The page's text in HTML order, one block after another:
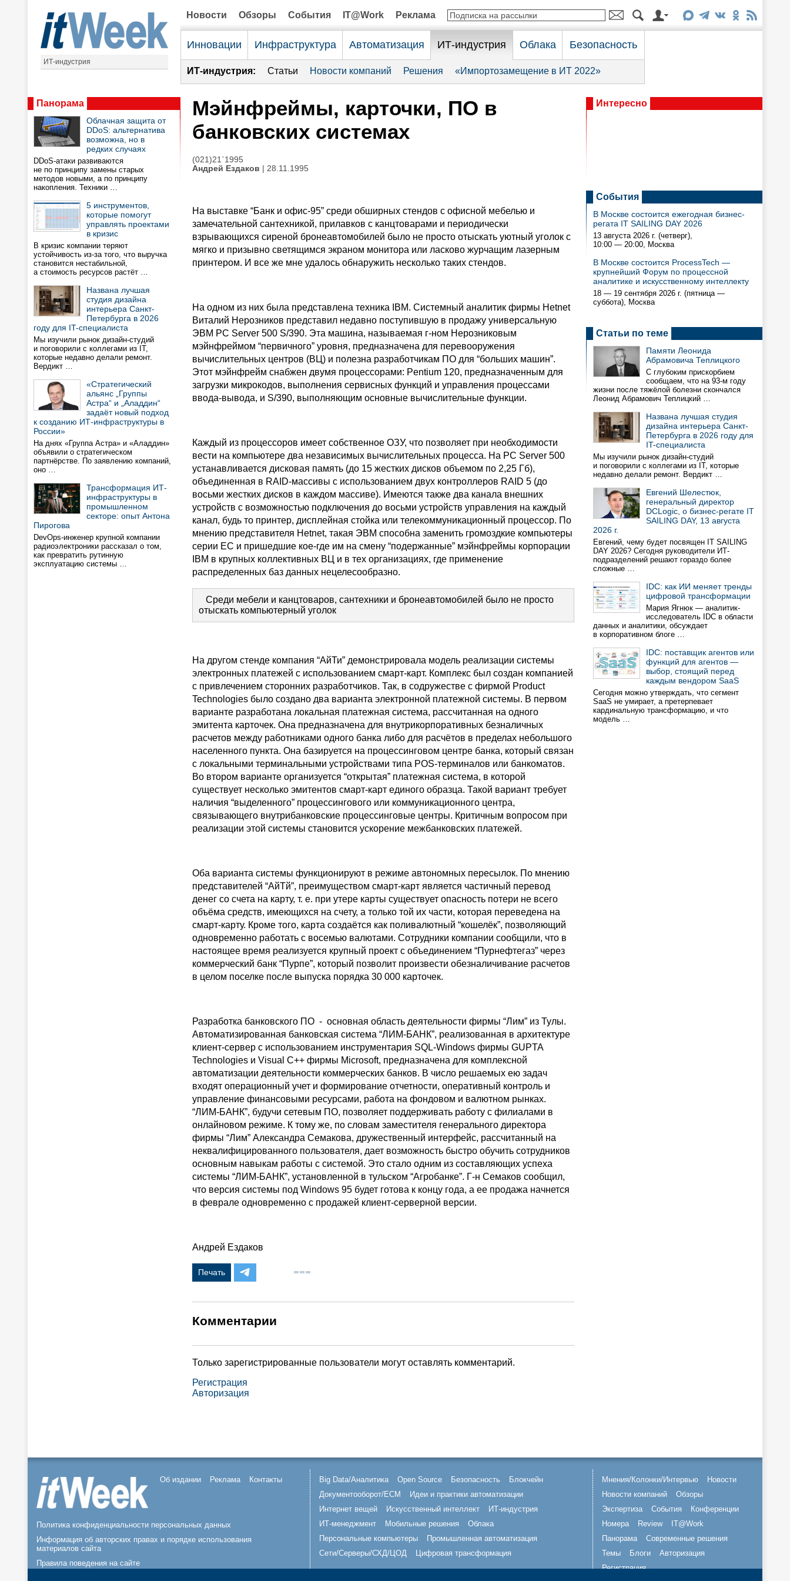
ИТ-индустрия
Новости Обзоры События IT@Work Реклама
Инновации Инфраструктура Автоматизация ИТ-индустрия Облака Безопасность
ИТ-индустрия: Статьи Новости компаний Решения «Импортозамещение в ИТ 2022»
Панорама
Облачная защита от
DDoS: альтернатива
возможна, но в
редких случаях
DDoS-атаки развиваются
не по принципу замены старых
методов новыми, а по принципу
накопления. Техники …
5 инструментов,
которые помогут
управлять проектами
в кризис
В кризис компании теряют
устойчивость из-за того, что выручка
становится нестабильной,
а стоимость ресурсов растёт …
Названа лучшая
студия дизайна
интерьера Санкт-
Петербурга в 2026
году для IT-специалиста
Мы изучили рынок дизайн-студий
и поговорили с коллегами из IT,
которые недавно делали ремонт.
Вердикт …
«Стратегический
альянс „Группы
Астра“ и „Аладдин“
задаёт новый подход
к созданию ИТ-инфраструктуры в
России»
На днях «Группа Астра» и «Аладдин»
объявили о стратегическом
партнёрстве. По заявлению компаний,
оно …
Трансформация ИТ-
инфраструктуры в
промышленном
секторе: опыт Антона
Пирогова
DevOps-инженер крупной компании
радиоэлектроники рассказал о том,
как превратить рутинную
эксплуатацию системы …
Мэйнфреймы, карточки, ПО в
банковских системах
(021)21`1995
Андрей Ездаков | 28.11.1995
На выставке “Банк и офис-95” среди обширных стендов с офисной мебелью и
замечательной сантехникой, прилавков с канцтоварами и периодически
взрывающихся сиреной бронеавтомобилей было не просто отыскать уютный уголок с
мягко и призывно светящимся экраном монитора или ласково журчащим лазерным
принтером. И все же мне удалось обнаружить несколько таких стендов.
На одном из них была представлена техника IBM. Системный аналитик фирмы Hetnet
Виталий Нерозников представил недавно поступившую в продажу универсальную
ЭВМ PC Server 500 S/390. Эта машина, называемая г-ном Нерозниковым
мэйнфреймом “первичного” уровня, предназначена для перевооружения
вычислительных центров (ВЦ) и полезна разработчикам ПО для “больших машин”.
Этот мэйнфрейм снабжен двумя процессорами: Pentium 120, предназначенным для
загрузки микрокодов, выполнения сервисных функций и управления процессами
ввода-вывода, и S/390, выполняющим основные вычислительные функции.
Каждый из процессоров имеет собственное ОЗУ, что позволяет при необходимости
вести на компьютере два независимых вычислительных процесса. На PC Server 500
устанавливается дисковая память (до 15 жестких дисков объемом по 2,25 Гб),
объединенная в RAID-массивы с использованием двух контроллеров RAID 5 (до
восьми жестких дисков в каждом массиве). Имеются также два канала внешних
устройств с возможностью подключения до восьми устройств управления на каждый
канал, будь то принтер, дисплейная стойка или телекоммуникационный процессор. По
мнению представителя Hetnet, такая ЭВМ способна заменить громоздкие компьютеры
серии ЕС и пришедшие кое-где им на смену “подержанные” мэйнфреймы корпорации
IBM в крупных коллективных ВЦ и в тех организациях, где применение
распределенных баз данных нецелесообразно.
Среди мебели и канцтоваров, сантехники и бронеавтомобилей было не просто
отыскать компьютерный уголок
На другом стенде компания “АйТи” демонстрировала модель реализации системы
электронных платежей с использованием смарт-карт. Комплекс был создан компанией
с привлечением сторонних разработчиков. Так, в содружестве с фирмой Product
Technologies было создано два варианта электронной платежной системы. В первом
варианте разработана локальная платежная система, рассчитанная на одного
эмитента карточек. Она предназначена для внутрикорпоративных безналичных
расчетов между работниками одного банка либо для расчётов в пределах небольшого
населенного пункта. Она базируется на процессинговом центре банка, который связан
с локальными терминальными устройствами типа POS-терминалов или банкоматов.
Во втором варианте организуется “открытая” платежная система, в которой
существует несколько эмитентов смарт-карт единого образца. Такой вариант требует
наличия “выделенного” процессингового или коммуникационного центра,
связывающего внутрибанковские процессинговые центры. Критичным вопросом при
реализации этой системы становится ускорение межбанковских платежей.
Оба варианта системы функционируют в режиме автономных пересылок. По мнению
представителей “АйТй”, преимуществом смарт-карт является частичный перевод
денег со счета на карту, т. е. при утере карты существует опасность потери не всего
объёма средств, имеющихся на счету, а только той их части, которая переведена на
смарт-карту. Кроме того, карта создаётся как поливалютный “кошелёк”, позволяющий
одновременно работать с восемью валютами. Сотрудники компании сообщили, что в
настоящее время реализуется крупный проект с объединением “Пурнефтегаз” через
коммерческий банк “Пурпе”, который позволит произвести обезналичивание расчетов
в целом поселке после выпуска порядка 30 000 карточек.
Разработка банковского ПО - основная область деятельности фирмы “Лим” из Тулы.
Автоматизированная банковская система “ЛИМ-БАНК”, реализованная в архитектуре
клиент-сервер с использованием инструментария SQL-Windows фирмы GUPTA
Technologies и Visual C++ фирмы Microsoft, предназначена для комплексной
автоматизации деятельности коммерческих банков. В число решаемых ею задач
входят операционный учет и формирование отчетности, оперативный контроль и
управление финансовыми ресурсами, работа на фондовом и валютном рынках.
“ЛИМ-БАНК”, будучи сетевым ПО, позволяет поддерживать работу с филиалами в
онлайновом режиме. К тому же, по словам заместителя генерального директора
фирмы “Лим” Александра Семакова, дружественный интерфейс, рассчитанный на
неквалифицированного пользователя, дает возможность быстро обучить сотрудников
основным навыкам работы с системой. Это стало одним из составляющих успеха
системы “ЛИМ-БАНК”, установленной в тульском “Агробанке”. Г-н Семаков сообщил,
что версия системы под Windows 95 будет готова к концу года, а ее продажа начнется
в феврале одновременно с продажей клиент-серверной версии.
Андрей Ездаков
Печать
Комментарии
Только зарегистрированные пользователи могут оставлять комментарий.
Регистрация
Авторизация
Интересно
События
В Москве состоится ежегодная бизнес-
регата IT SAILING DAY 2026
13 августа 2026 г. (четверг),
10:00 — 20:00, Москва
В Москве состоится ProcessTech —
крупнейший Форум по процессной
аналитике и искусственному интеллекту
18 — 19 сентября 2026 г. (пятница —
суббота), Москва
Статьи по теме
Памяти Леонида
Абрамовича Теплицкого
С глубоким прискорбием
сообщаем, что на 93-м году
жизни после тяжёлой болезни скончался
Леонид Абрамович Теплицкий …
Названа лучшая студия
дизайна интерьера Санкт-
Петербурга в 2026 году для
IT-специалиста
Мы изучили рынок дизайн-студий
и поговорили с коллегами из IT, которые
недавно делали ремонт. Вердикт …
Евгений Шелестюк,
генеральный директор
DCLogic, о бизнес-регате IT
SAILING DAY, 13 августа
2026 г.
Евгений, чему будет посвящен IT SAILING
DAY 2026? Сегодня руководители ИТ-
подразделений решают гораздо более
сложные …
IDC: как ИИ меняет тренды
цифровой трансформации
Мария Ягнюк — аналитик-
исследователь IDC в области
данных и аналитики, обсуждает
в корпоративном блоге …
IDC: поставщик агентов или
функций для агентов —
выбор, стоящий перед
каждым вендором SaaS
Сегодня можно утверждать, что сегмент
SaaS не умирает, а претерпевает
кардинальную трансформацию, и что
модель …
Об издании Реклама Контакты
Политика конфиденциальности персональных данных
Информация об авторских правах и порядке использования
материалов сайта
Правила поведения на сайте
Big Data/Аналитика Open Source Безопасность
Блокчейн
Документооборот/ECM
Идеи и практики автоматизации
Интернет вещей
Искусственный интеллект
ИТ-индустрия
ИТ-менеджмент
Мобильные решения
Облака
Персональные компьютеры
Промышленная автоматизация
Сети/Серверы/СХД/ЦОД
Цифровая трансформация
Мнения/Колонки/Интервью
Новости
Новости компаний
Обзоры
Экспертиза
События
Конференции
Номера
Review
IT@Work
Панорама
Современные решения
Темы
Блоги
Авторизация
Регистрация